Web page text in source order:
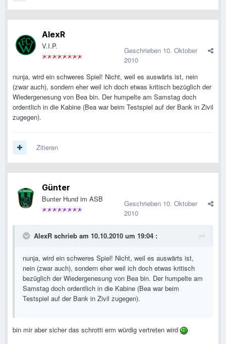
AlexR
V.I.P. Geschrieben 10. Oktober
2010
nunja, wird ein schweres Spiel! Nicht, weil es auswärts ist, nein
(zwar auch), sondern eher weil ich doch etwas kritisch bezüglich der
Wiedergenesung von Bea bin. Der humpelte am Samstag doch
ordentlich in die Kabine (Bea war beim Testspiel auf der Bank in Zivil
zugegen).
Zitieren
Günter
Bunter Hund im ASB Geschrieben 10. Oktober
2010
AlexR schrieb am 10.10.2010 um 19:04 :
nunja, wird ein schweres Spiel! Nicht, weil es auswärts ist,
nein (zwar auch), sondern eher weil ich doch etwas kritisch
bezüglich der Wiedergenesung von Bea bin. Der humpelte am
Samstag doch ordentlich in die Kabine (Bea war beim
Testspiel auf der Bank in Zivil zugegen).
bin mir aber sicher das schrotti erm würdig vertreten wird